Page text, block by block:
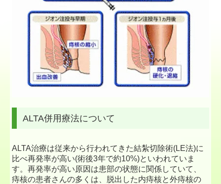
ALTA併用療法について
ALTA治療は従来から行われてきた結紮切除術(LE法)に
比べ再発率が高い(術後3年で約10%)といわれていま
す。再発率が高い原因は患部の状態に関係していて、
痔核の患者さんの多くは、脱出した内痔核と外痔核の